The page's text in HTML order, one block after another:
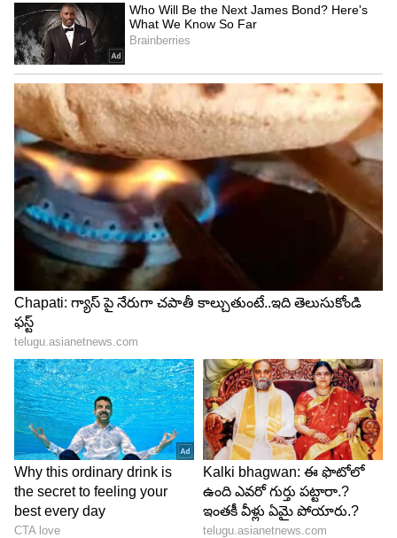
శర్మ 51.28 సగటుతో 1,795 పరుగులు చేశాడు, 37
ఇన్నింగ్స్‌ల్లో 4 సెంచ‌రీలు, 11 అర్ధసెంచరీలతో 131 పరుగుల
అత్యుత్తమ స్కోరు దుమ్మురేపాడు.
5
10
Aiden Markram
ఐడెన్ మార్క్‌రమ్
ఈ ఏడాది ఇప్పటి వరకు 34 అంతర్జాతీయ మ్యాచ్‌లు ఆడిన
ఐడెన్ మార్క్‌రమ్ 36 ఇన్నింగ్స్‌ల్లో నాలుగు సెంచరీలు, ఆరు
అర్ధసెంచరీలతో 51.60 సగటుతో 1,548 పరుగులు చేశాడు.